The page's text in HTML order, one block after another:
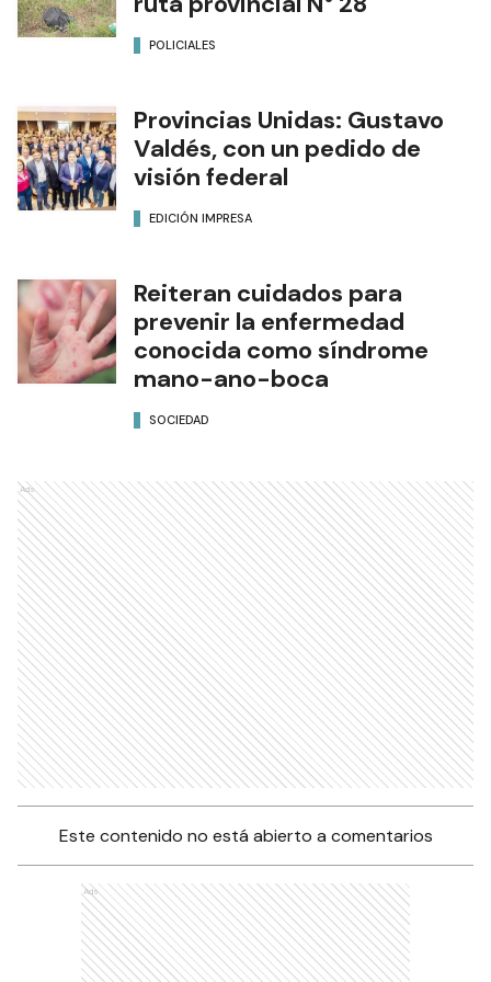
POLICIALES
Provincias Unidas: Gustavo
Valdés, con un pedido de
visión federal
EDICIÓN IMPRESA
Reiteran cuidados para
prevenir la enfermedad
conocida como síndrome
mano-ano-boca
SOCIEDAD
Ads
Este contenido no está abierto a comentarios
Ads